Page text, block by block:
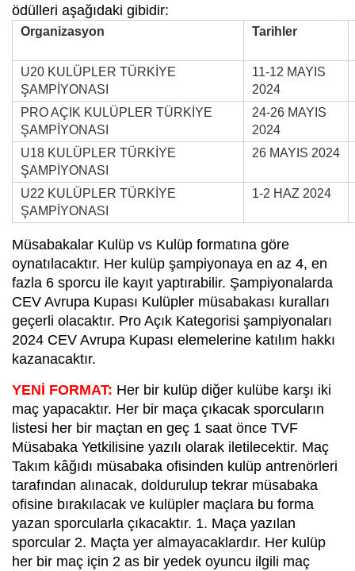
ödülleri aşağıdaki gibidir:
Organizasyon Tarihler
U20 KULÜPLER TÜRKİYE
ŞAMPİYONASI
11-12 MAYIS
2024
PRO AÇIK KULÜPLER TÜRKİYE
ŞAMPİYONASI
24-26 MAYIS
2024
U18 KULÜPLER TÜRKİYE
ŞAMPİYONASI
26 MAYIS 2024
U22 KULÜPLER TÜRKİYE
ŞAMPİYONASI
1-2 HAZ 2024
Müsabakalar Kulüp vs Kulüp formatına göre
oynatılacaktır. Her kulüp şampiyonaya en az 4, en
fazla 6 sporcu ile kayıt yaptırabilir. Şampiyonalarda
CEV Avrupa Kupası Kulüpler müsabakası kuralları
geçerli olacaktır. Pro Açık Kategorisi şampiyonaları
2024 CEV Avrupa Kupası elemelerine katılım hakkı
kazanacaktır.
YENİ FORMAT: Her bir kulüp diğer kulübe karşı iki
maç yapacaktır. Her bir maça çıkacak sporcuların
listesi her bir maçtan en geç 1 saat önce TVF
Müsabaka Yetkilisine yazılı olarak iletilecektir. Maç
Takım kâğıdı müsabaka ofisinden kulüp antrenörleri
tarafından alınacak, doldurulup tekrar müsabaka
ofisine bırakılacak ve kulüpler maçlara bu forma
yazan sporcularla çıkacaktır. 1. Maça yazılan
sporcular 2. Maçta yer almayacaklardır. Her kulüp
her bir maç için 2 as bir yedek oyuncu ilgili maç